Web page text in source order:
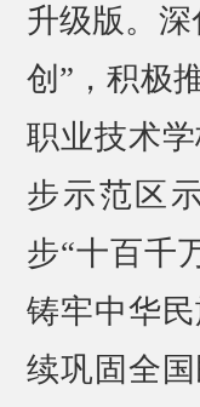
升级版。
创”，积极
职业技术
步示范区
步“十百千
铸牢中华
续巩固全